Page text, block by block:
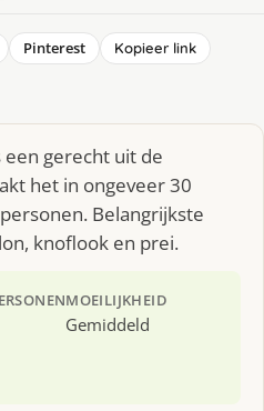
Pinterest
Kopieer link
gerecht uit de
het in ongeveer 30
Belangrijkste
knoflook en prei.
MOEILIJKHEID
Gemiddeld